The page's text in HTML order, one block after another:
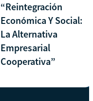
“Reintegración
Económica Y Social:
La Alternativa
Empresarial
Cooperativa”